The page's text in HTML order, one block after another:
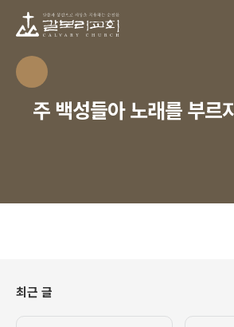
주 백성들아 노래를 부
최근 글